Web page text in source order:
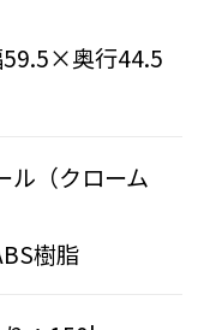
奥行44.5
ル（クローム
樹脂